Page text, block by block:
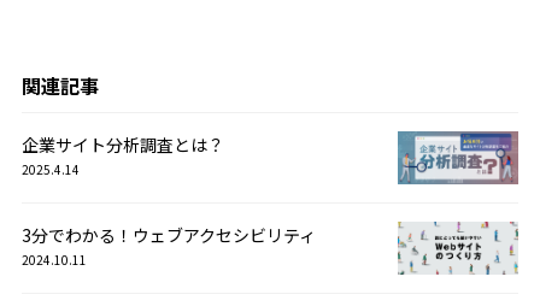
関連記事
企業サイト分析調査とは？
2025.4.14
3分でわかる！ウェブアクセシビリティ
2024.10.11